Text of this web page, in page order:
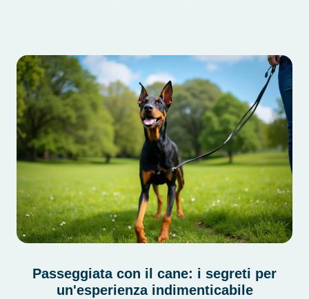
Passeggiata con il cane: i segreti per
un'esperienza indimenticabile